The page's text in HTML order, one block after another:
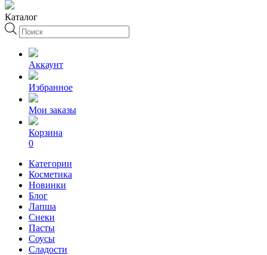
Каталог
Поиск
товаров
Аккаунт
Избранное
Мои заказы
Корзина
0
Категории
Косметика
Новинки
Блог
Лапша
Снеки
Пасты
Соусы
Сладости